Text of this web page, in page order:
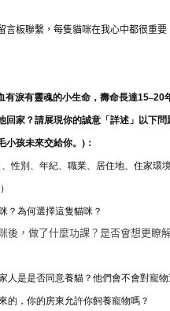
言板聯繫，每隻貓咪在我心中都很重要
有淚有靈魂的小生命，壽命長達15–20
回家？請展現你的誠意「詳述」以下問
小孩未來交給你。)：
性別、年紀、職業、居住地、住家環
？為何選擇這隻貓咪？
後，做了什麼功課？是否會想更瞭
人是是否同意養貓？他們會不會對寵物
的，你的房東允許你飼養寵物嗎？